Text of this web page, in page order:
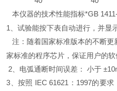
本仪器的技术性能指标*GB
1、试验能按下表自动进行，并显
注：随着国家标准版本的不断
家标准的程序芯片，保证用户的软
2 、电弧通断时间误差： 小于
3、按照 IEC 61621：1997的要